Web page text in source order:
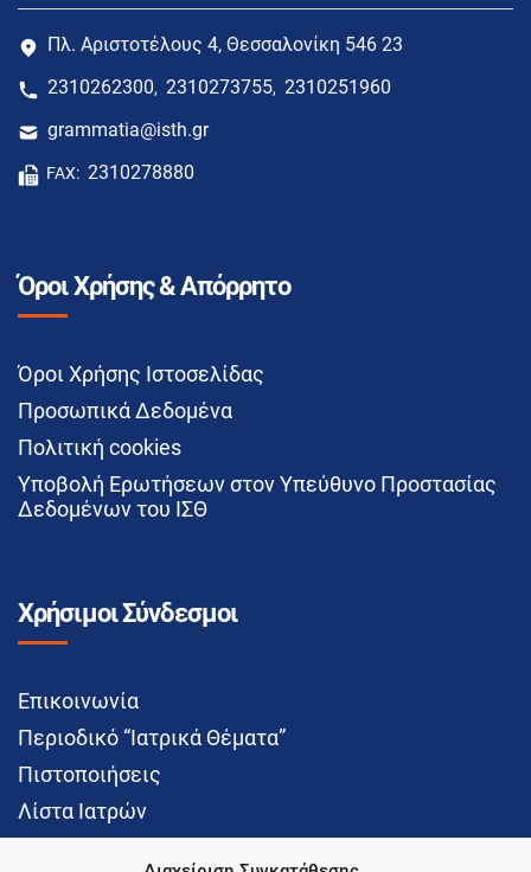
Πλ. Αριστοτέλους 4, Θεσσαλονίκη 546 23
2310262300, 2310273755, 2310251960
grammatia@isth.gr
FAX: 2310278880
Όροι Χρήσης & Απόρρητο
Όροι Χρήσης Ιστοσελίδας
Προσωπικά Δεδομένα
Πολιτική cookies
Υποβολή Ερωτήσεων στον Υπεύθυνο Προστασίας
Δεδομένων του ΙΣΘ
Χρήσιμοι Σύνδεσμοι
Επικοινωνία
Περιοδικό “Ιατρικά Θέματα”
Πιστοποιήσεις
Λίστα Ιατρών